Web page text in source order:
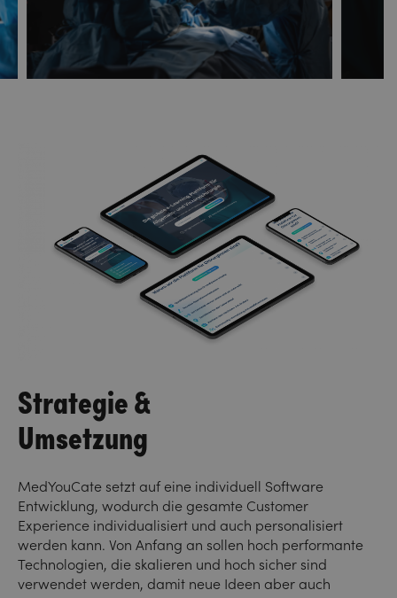
Strategie &
Umsetzung
MedYouCate setzt auf eine individuell Software
Entwicklung, wodurch die gesamte Customer
Experience individualisiert und auch personalisiert
werden kann. Von Anfang an sollen hoch performante
Technologien, die skalieren und hoch sicher sind
verwendet werden, damit neue Ideen aber auch